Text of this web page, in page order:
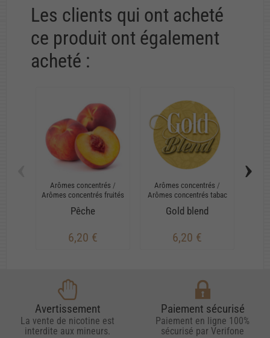
Les clients qui ont acheté
ce produit ont également
acheté :
Arômes concentrés /
Arômes concentrés fruités
Pêche
6,20 €
Arômes concentrés /
Arômes concentrés tabac
Gold blend
6,20 €
›
Avertissement
La vente de nicotine est
interdite aux mineurs.
Paiement sécurisé
Paiement en ligne 100%
sécurisé par Verifone